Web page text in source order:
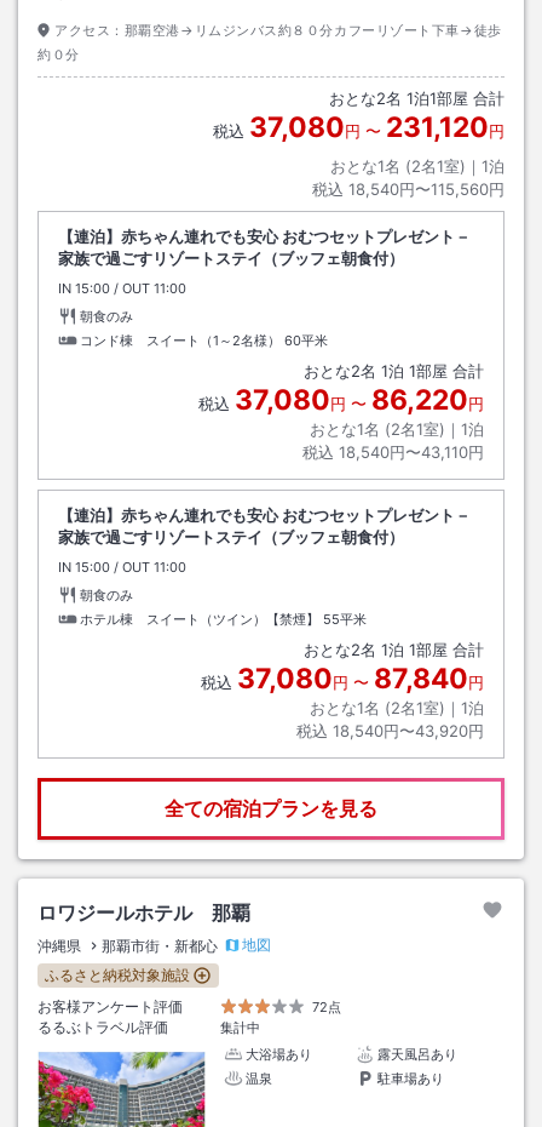
アクセス： 那覇空港→リムジンバス約８０分カフーリゾート下車→徒歩
約０分
おとな2名 1泊1部屋 合計
税込 37,080円 〜 231,120円
おとな1名 (2名1室)｜ 1泊
税込 18,540円〜115,560円
【連泊】赤ちゃん連れでも安心 おむつセットプレゼント－
家族で過ごすリゾートステイ（ブッフェ朝食付）
IN チェックイン
15:00 / OUT チェックアウト
11:00
朝食のみ
コンド棟 スイート（1～2名様）
60平米
おとな2名 1泊 1部屋 合計
税込 37,080円 〜 86,220円
おとな1名 (2名1室)｜ 1泊
税込 18,540円〜43,110円
【連泊】赤ちゃん連れでも安心 おむつセットプレゼント－
家族で過ごすリゾートステイ（ブッフェ朝食付）
IN チェックイン
15:00 / OUT チェックアウト
11:00
朝食のみ
ホテル棟 スイート（ツイン）【禁煙】
55平米
おとな2名 1泊 1部屋 合計
税込 37,080円 〜 87,840円
おとな1名 (2名1室)｜ 1泊
税込 18,540円〜43,920円
全ての宿泊プランを見る
ロワジールホテル 那覇
沖縄県 那覇市街・新都心
地図
ふるさと納税対象施設
お客様アンケート評価
72点
るるぶトラベル評価
集計中
大浴場あり
露天風呂あり
温泉
駐車場あり